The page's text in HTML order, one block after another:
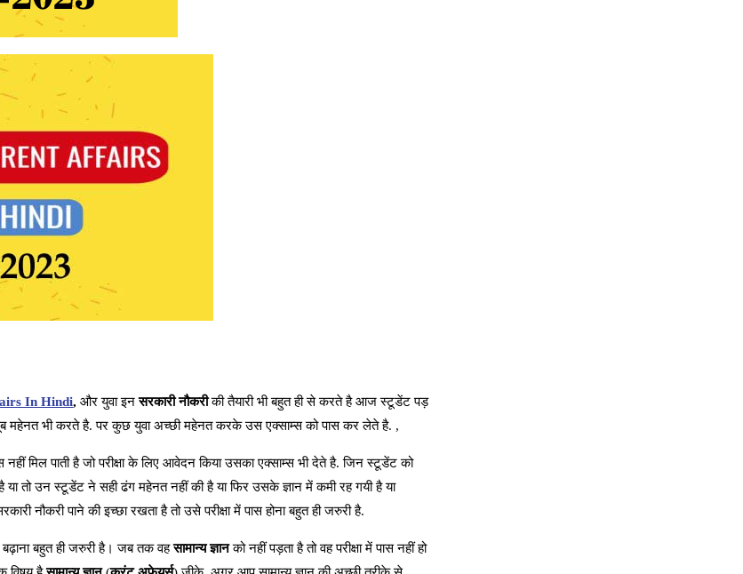
In Hindi, और युवा इनसरकारी नौकरीकी तैयारी भी बहुत ही से करते है आज स्टूडेंट पड़
महेनत भी करते है. पर कुछ युवा अच्छी महेनत करके उस एक्साम्स को पास कर लेते है. ,
मिल पाती है जो परीक्षा के लिए आवेदन किया उसका एक्साम्स भी देते है. जिन स्टूडेंट को
तो उन स्टूडेंट ने सही ढंग महेनत नहीं की है या फिर उसके ज्ञान में कमी रह गयी है या
नौकरी पाने की इच्छा रखता है तो उसे परीक्षा में पास होना बहुत ही जरुरी है.
बहुत ही जरुरी है। जब तक वहसामान्य ज्ञानको नहीं पड़ता है तो वह परीक्षा में पास नहीं हो